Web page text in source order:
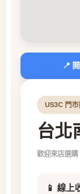
📍
US3C 門市
台北
歡迎來店選購
📱 線上